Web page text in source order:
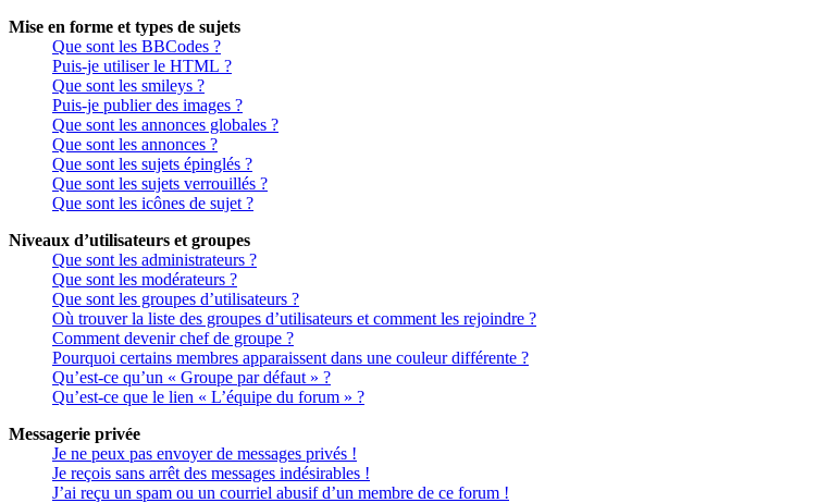
Mise en forme et types de sujets
Que sont les BBCodes ?
Puis-je utiliser le HTML ?
Que sont les smileys ?
Puis-je publier des images ?
Que sont les annonces globales ?
Que sont les annonces ?
Que sont les sujets épinglés ?
Que sont les sujets verrouillés ?
Que sont les icônes de sujet ?
Niveaux d’utilisateurs et groupes
Que sont les administrateurs ?
Que sont les modérateurs ?
Que sont les groupes d’utilisateurs ?
Où trouver la liste des groupes d’utilisateurs et comment les rejoindre ?
Comment devenir chef de groupe ?
Pourquoi certains membres apparaissent dans une couleur différente ?
Qu’est-ce qu’un « Groupe par défaut » ?
Qu’est-ce que le lien « L’équipe du forum » ?
Messagerie privée
Je ne peux pas envoyer de messages privés !
Je reçois sans arrêt des messages indésirables !
J’ai reçu un spam ou un courriel abusif d’un membre de ce forum !